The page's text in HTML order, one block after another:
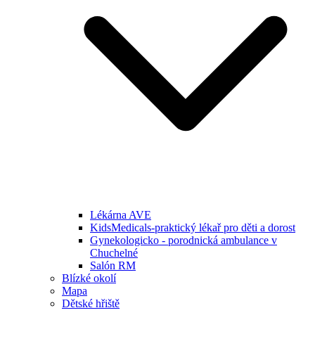
Lékárna AVE
KidsMedicals-praktický lékař pro děti a dorost
Gynekologicko - porodnická ambulance v
Chuchelné
Salón RM
Blízké okolí
Mapa
Dětské hřiště